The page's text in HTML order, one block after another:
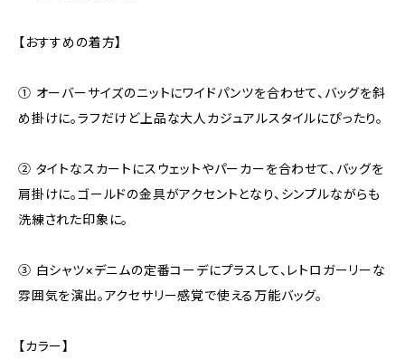
【おすすめの着方】
① オーバーサイズのニットにワイドパンツを合わせて、バッグを斜
め掛けに。ラフだけど上品な大人カジュアルスタイルにぴったり。
② タイトなスカートにスウェットやパーカーを合わせて、バッグを
肩掛けに。ゴールドの金具がアクセントとなり、シンプルながらも
洗練された印象に。
③ 白シャツ×デニムの定番コーデにプラスして、レトロガーリーな
雰囲気を演出。アクセサリー感覚で使える万能バッグ。
【カラー】